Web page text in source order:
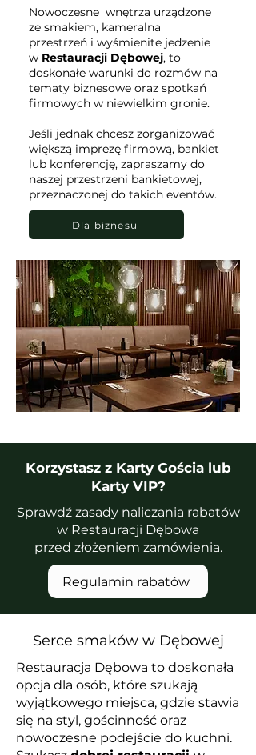
Nowoczesne wnętrza urządzone
ze smakiem, kameralna
przestrzeń i wyśmienite jedzenie
w Restauracji Dębowej, to
doskonałe warunki do rozmów na
tematy biznesowe oraz spotkań
firmowych w niewielkim gronie.
Jeśli jednak chcesz zorganizować
większą imprezę firmową, bankiet
lub konferencję, zapraszamy do
naszej przestrzeni bankietowej,
przeznaczonej do takich eventów.
Dla biznesu
Korzystasz z Karty Gościa lub
Karty VIP?
Sprawdź zasady naliczania rabatów
w Restauracji Dębowa
przed złożeniem zamówienia.
Regulamin rabatów
Serce smaków w Dębowej
Restauracja Dębowa to doskonała
opcja dla osób, które szukają
wyjątkowego miejsca, gdzie stawia
się na styl, gościnność oraz
nowoczesne podejście do kuchni.